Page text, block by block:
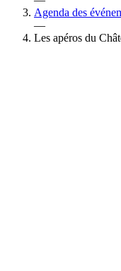
Agenda des
—
Les apéros du